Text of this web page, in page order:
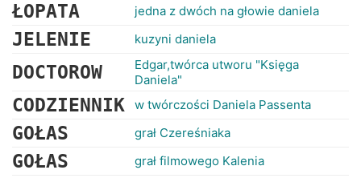
ŁOPATA jedna z dwóch na głowie daniela
JELENIE kuzyni daniela
DOCTOROW
Edgar,twórca utworu "Księga
Daniela"
CODZIENNIK w twórczości Daniela Passenta
GOŁAS grał Czereśniaka
GOŁAS grał filmowego Kalenia